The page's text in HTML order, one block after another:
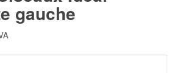
gauche